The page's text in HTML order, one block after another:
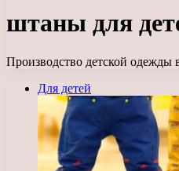
штаны для
Производство детской одежды
Для детей